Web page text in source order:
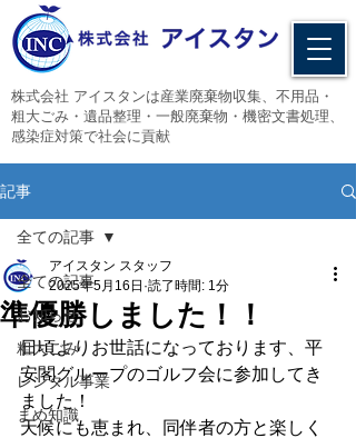
​株式会社 アイスタンは産業廃棄物収集、不用品・
粗大ごみ・遺品整理・一般廃棄物・機密文書処理、
感染症対策で社会に貢献
記事
全ての記事
お知らせ
粗大ごみ
レンタル事業
まめ知識
全ての記事
準優勝しました！！
アイスタン スタッフ
2025年5月16日 読了時間: 1分
日頃よりお世話になっております、平
安閣グループのゴルフ会に参加してき
ました！
天候にも恵まれ、同伴者の方と楽しく